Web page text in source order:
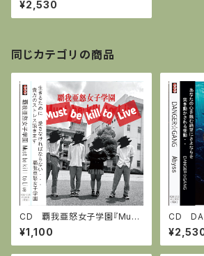
(全7曲)
¥2,530
同じカテゴリの商品
CD 覇我亜怒女子学園『Must
be kill to Live』全3曲
¥1,100
CD
ss』全6